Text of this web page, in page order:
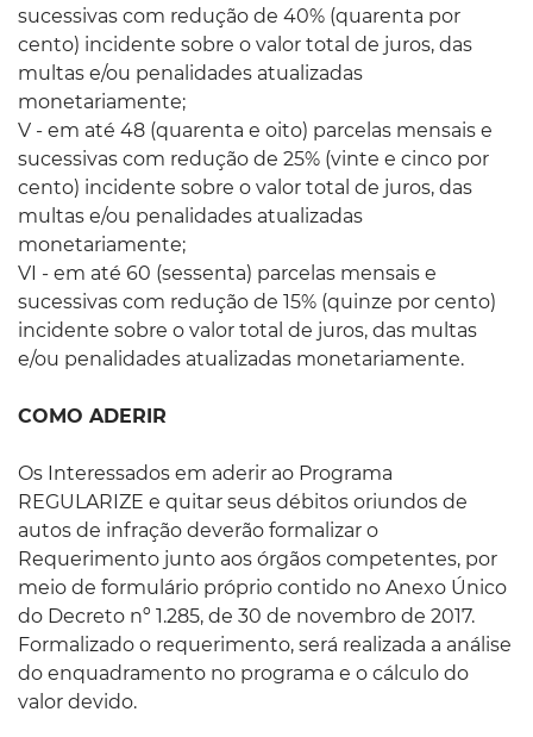
sucessivas com redução de 40% (quarenta por
cento) incidente sobre o valor total de juros, das
multas e/ou penalidades atualizadas
monetariamente;
V - em até 48 (quarenta e oito) parcelas mensais e
sucessivas com redução de 25% (vinte e cinco por
cento) incidente sobre o valor total de juros, das
multas e/ou penalidades atualizadas
monetariamente;
VI - em até 60 (sessenta) parcelas mensais e
sucessivas com redução de 15% (quinze por cento)
incidente sobre o valor total de juros, das multas
e/ou penalidades atualizadas monetariamente.
COMO ADERIR
Os Interessados em aderir ao Programa
REGULARIZE e quitar seus débitos oriundos de
autos de infração deverão formalizar o
Requerimento junto aos órgãos competentes, por
meio de formulário próprio contido no Anexo Único
do Decreto nº 1.285, de 30 de novembro de 2017.
Formalizado o requerimento, será realizada a análise
do enquadramento no programa e o cálculo do
valor devido.